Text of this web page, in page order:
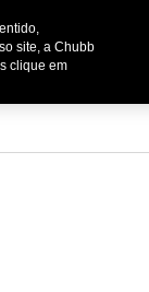
site, a Chubb
clique em